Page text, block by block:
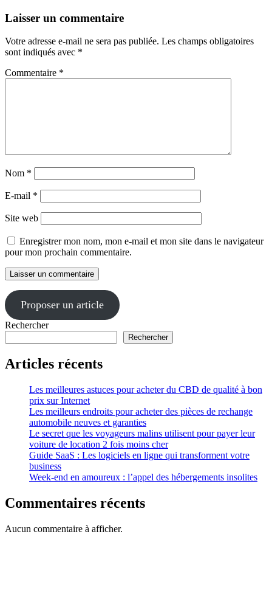
Laisser un commentaire
Votre adresse e-mail ne sera pas publiée. Les champs obligatoires
sont indiqués avec *
Commentaire *
Nom *
E-mail *
Site web
Enregistrer mon nom, mon e-mail et mon site dans le navigateur
pour mon prochain commentaire.
Proposer un article
Rechercher
Rechercher
Articles récents
Les meilleures astuces pour acheter du CBD de qualité à bon
prix sur Internet
Les meilleurs endroits pour acheter des pièces de rechange
automobile neuves et garanties
Le secret que les voyageurs malins utilisent pour payer leur
voiture de location 2 fois moins cher
Guide SaaS : Les logiciels en ligne qui transforment votre
business
Week-end en amoureux : l’appel des hébergements insolites
Commentaires récents
Aucun commentaire à afficher.